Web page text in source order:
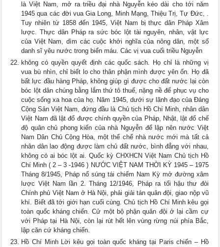
là Việt Nam, mở ra triều đại nhà Nguyễn kéo dài cho tới năm
1945 qua các đời vua Gia Long, Minh Mạng, Thiệu Trị, Tự Đức, .
Tuy nhiên từ 1858 đến 1945, Việt Nam bị thực dân Pháp Xâm
lược. Thực dân Pháp ra sức bóc lột tài nguyên, nhân, vật lực
của Việt Nam, dìm các cuộc khởi nghĩa của nông dân, một số
danh sĩ yêu nước trong biển máu. Các vị vua cuối triều Nguyễn
không có quyền quyết định các quốc sách. Họ chỉ là những vị
vua bù nhìn, chỉ biết lo cho thân phận mình được yên ổn. Họ đã
bất lực đầu hàng Pháp, không giúp gì được cho đất nước lại còn
bóc lột dân chúng bằng lắm thứ tô thuế, nặng nề để phục vụ cho
cuộc sống xa hoa của họ. Năm 1945, dưới sự lãnh đạo của Đảng
Cộng Sản Việt Nam, đứng đầu là Chủ tịch Hồ Chí Minh, nhân dân
Việt Nam đã lật đổ được chính quyền của Pháp, Nhật, lật đổ chế
độ quân chủ phong kiến của nhà Nguyễn để lập nên nước Việt
Nam Dân Chủ Cộng Hòa, một thể chế nhà nước mới mà tất cả
nhân dân lao động được làm chủ đất nước, bình đẳng với nhau,
không có ai bóc lột ai. Quốc kỳ CHXHCN Việt Nam Chủ tịch Hồ
Chí Minh ( 2 – 3 -1946 ) NƯỚC VIỆT NAM THỜI KỲ 1945 – 1975
Tháng 8/1945, Pháp nổ súng tái chiếm Nam Kỳ mở đường xâm
lược Việt Nam lần 2. Tháng 12/1946, Pháp ra tối hậu thư đòi
Chính phủ Việt Nam ở Hà Nội, phải giải tán quân đội, giao nộp vũ
khí. Biết đã tới giới hạn cuối cùng. Chủ tịch Hồ Chí Minh kêu gọi
toàn quốc kháng chiến. Cử một bộ phận quân đội ở lại cầm cự
với Pháp tại Hà Nội, còn lại rút hết lên vùng rừng núi phía Bắc,
lập căn cứ kháng chiến.
Hồ Chí Minh Lời kêu gọi toàn quốc kháng tại Paris chiến – Hồ